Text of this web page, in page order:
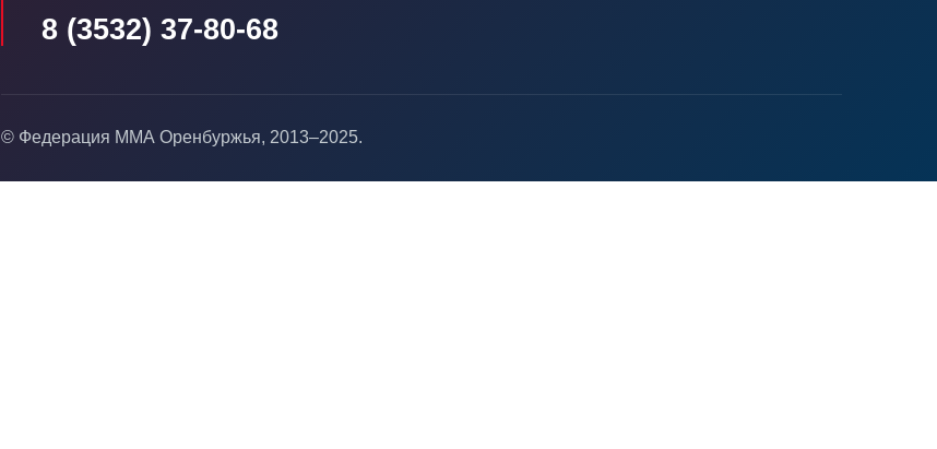
8 (3532) 37-80-68
© Федерация ММА Оренбуржья, 2013–2025.